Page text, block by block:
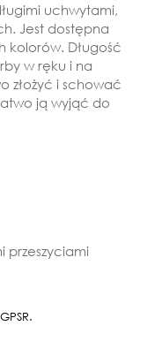
uchwytami,
Jest dostępna
kolorów. Długość
w ręku i na
złożyć i schować
ją wyjąć do
przeszyciami